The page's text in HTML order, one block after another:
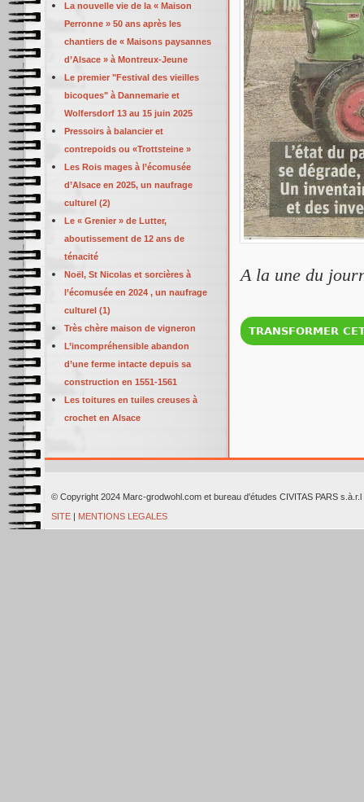
A la une du
La nouvelle vie de la « Maison
Perronne » 50 ans après les
chantiers de « Maisons paysannes
d’Alsace » à Montreux-Jeune
Le premier "Festival des vieilles
bicoques" à Dannemarie et
Wolfersdorf 13 au 15 juin 2025
Pressoirs à balancier et
contrepoids ou «Trottsteine »
Les Rois mages à l’écomusée
d’Alsace en 2025, un naufrage
culturel (2)
Le « Grenier » de Lutter,
aboutissement de 12 ans de
ténacité
Noël, St Nicolas et sorcières à
l’écomusée en 2024 , un naufrage
culturel (1)
Très chère maison de vigneron
L’incompréhensible abandon
d’une ferme intacte depuis sa
construction en 1551-1561
Les toitures en tuiles creuses à
crochet en Alsace
© Copyright 2024 Marc-grodwohl.com et bureau d'études CIVITAS
SITE | MENTIONS LEGALES